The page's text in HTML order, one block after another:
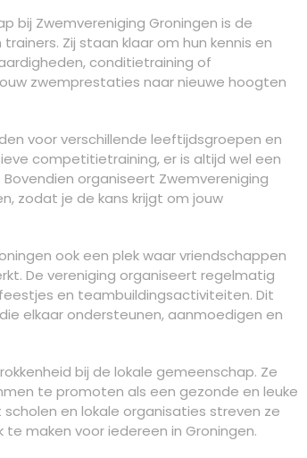
bij Zwemvereniging Groningen is de
Zij staan klaar om hun kennis en
conditietraining of
zwemprestaties naar nieuwe hoogten
voor verschillende leeftijdsgroepen en
competitietraining, er is altijd wel een
organiseert Zwemvereniging
zodat je de kans krijgt om jouw
ook een plek waar vriendschappen
De vereniging organiseert regelmatig
en teambuildingsactiviteiten. Dit
elkaar ondersteunen, aanmoedigen en
bij de lokale gemeenschap. Ze
te promoten als een gezonde en leuke
en lokale organisaties streven ze
maken voor iedereen in Groningen.